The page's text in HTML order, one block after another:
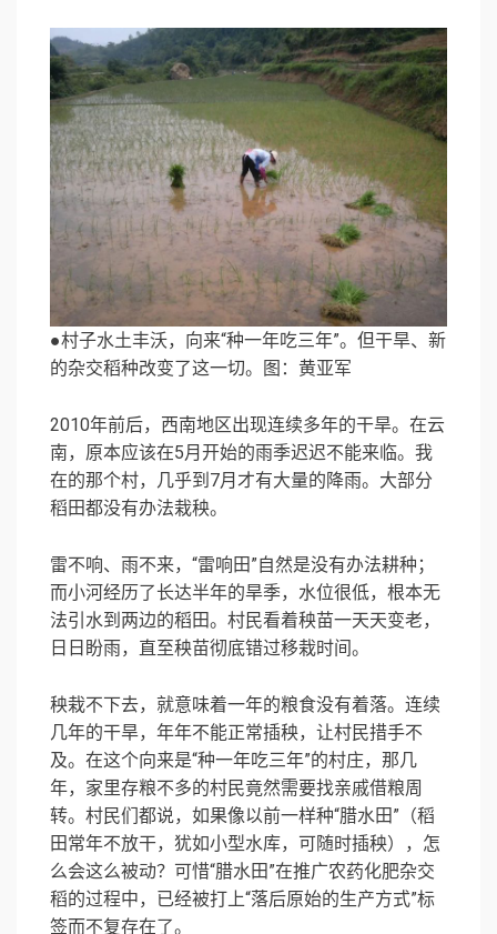
●村子水土丰沃，向来“种一年吃三年”。但干旱、新
的杂交稻种改变了这一切。图：黄亚军
2010年前后，西南地区出现连续多年的干旱。在云
南，原本应该在5月开始的雨季迟迟不能来临。我
在的那个村，几乎到7月才有大量的降雨。大部分
稻田都没有办法栽秧。
雷不响、雨不来，“雷响田”自然是没有办法耕种；
而小河经历了长达半年的旱季，水位很低，根本无
法引水到两边的稻田。村民看着秧苗一天天变老，
日日盼雨，直至秧苗彻底错过移栽时间。
秧栽不下去，就意味着一年的粮食没有着落。连续
几年的干旱，年年不能正常插秧，让村民措手不
及。在这个向来是“种一年吃三年”的村庄，那几
年，家里存粮不多的村民竟然需要找亲戚借粮周
转。村民们都说，如果像以前一样种“腊水田”（稻
田常年不放干，犹如小型水库，可随时插秧），怎
么会这么被动？可惜“腊水田”在推广农药化肥杂交
稻的过程中，已经被打上“落后原始的生产方式”标
签而不复存在了。